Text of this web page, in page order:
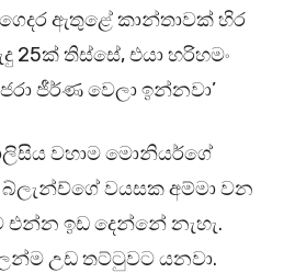
ඇතුළේ කාන්තාවක් හිර
25ක් තිස්සේ, එයා හරිහමං
ජීර්ණ වෙලා ඉන්නවා’
වහාම මොනියර්ගේ
බ්ලැන්ච්ගේ වයසක අම්මා වන
ඉඩ දෙන්නේ නැහැ.
උඩ තට්ටුවට යනවා.